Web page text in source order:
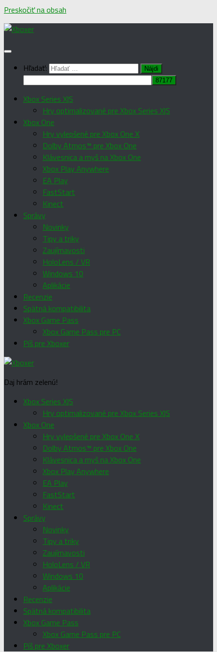
Preskočiť na obsah
Hľadať:
Xbox Series X|S
Hry optimalizované pre Xbox Series X|S
Xbox One
Hry vylepšené pre Xbox One X
Dolby Atmos™ pre Xbox One
Klávesnica a myš na Xbox One
Xbox Play Anywhere
EA Play
FastStart
Kinect
Správy
Novinky
Tipy a triky
Zaujímavosti
HoloLens / VR
Windows 10
Aplikácie
Recenzie
Spätná kompatibilita
Xbox Game Pass
Xbox Game Pass pre PC
Píš pre Xboxer
Daj hrám zelenú!
Xbox Series X|S
Hry optimalizované pre Xbox Series X|S
Xbox One
Hry vylepšené pre Xbox One X
Dolby Atmos™ pre Xbox One
Klávesnica a myš na Xbox One
Xbox Play Anywhere
EA Play
FastStart
Kinect
Správy
Novinky
Tipy a triky
Zaujímavosti
HoloLens / VR
Windows 10
Aplikácie
Recenzie
Spätná kompatibilita
Xbox Game Pass
Xbox Game Pass pre PC
Píš pre Xboxer